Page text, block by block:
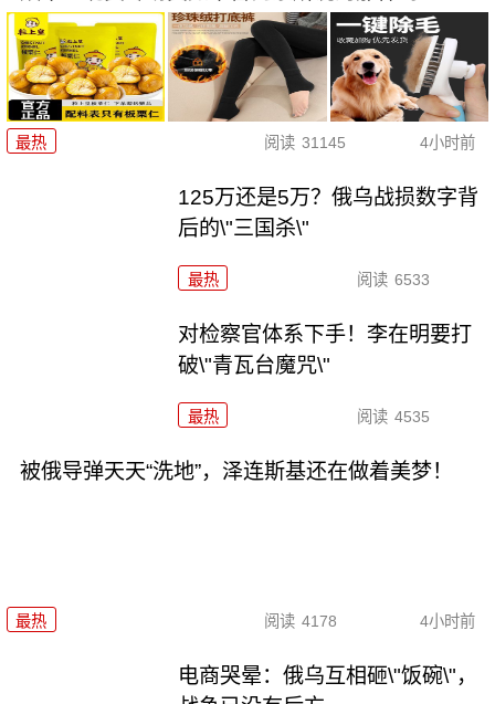
最热 阅读 31145 4小时前
125万还是5万？俄乌战损数字背
后的\"三国杀\"
最热 阅读 6533
对检察官体系下手！李在明要打
破\"青瓦台魔咒\"
最热 阅读 4535
被俄导弹天天“洗地”，泽连斯基还在做着美梦！
最热 阅读 4178 4小时前
电商哭晕：俄乌互相砸\"饭碗\"，